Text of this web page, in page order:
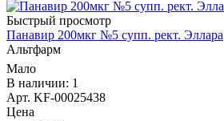
Быстрый просмотр
Панавир 200мкг №5 супп. рект. Эллара
Альтфарм
Мало
В наличии: 1
Арт. KF-00025438
Цена